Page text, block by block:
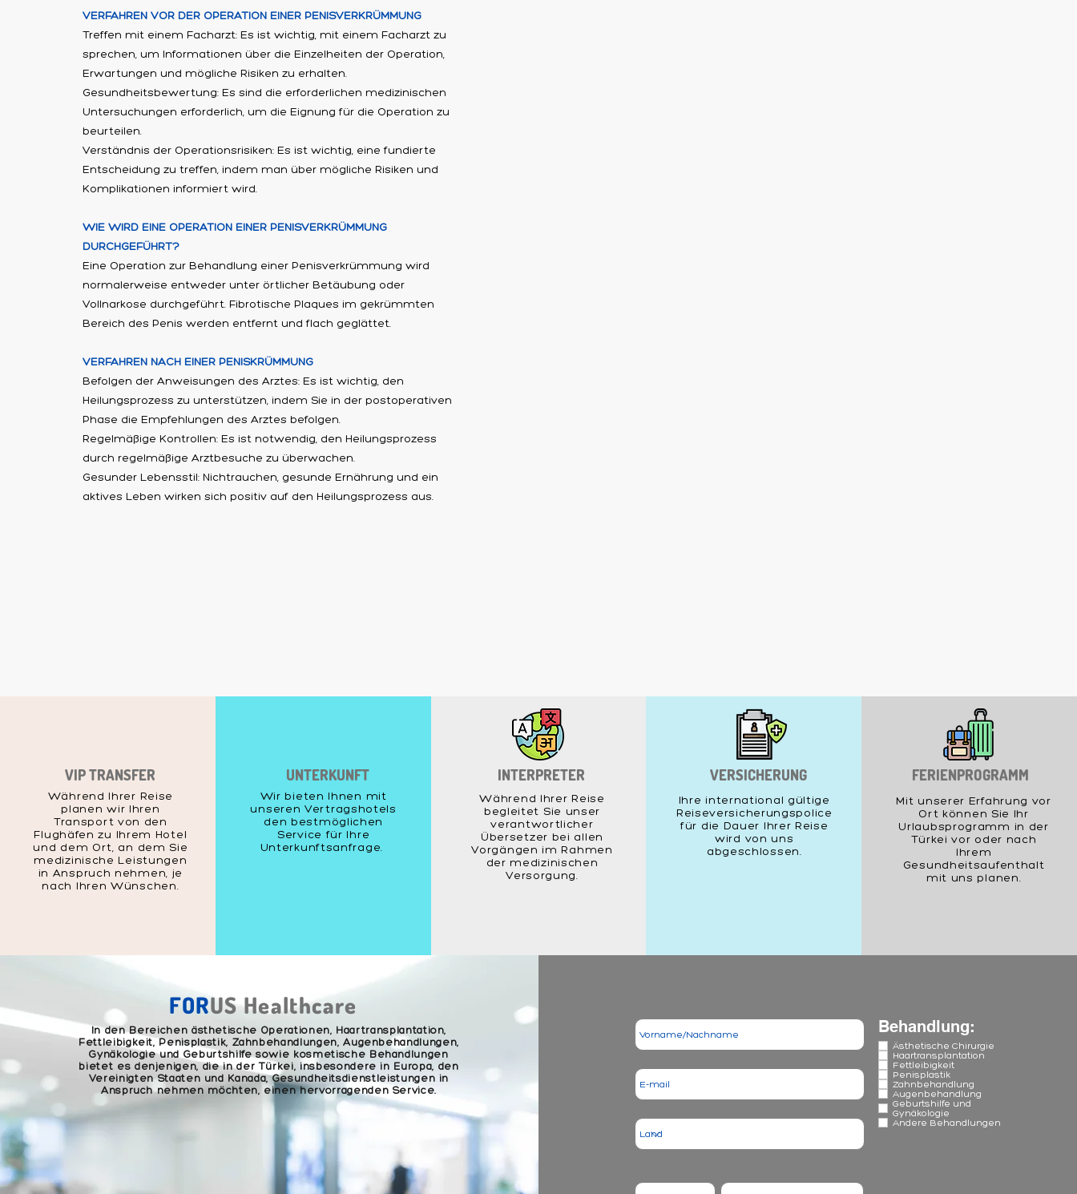
VERFAHREN VOR DER OPERATION EINER PENISVERKRÜMMUNG
Treffen mit einem Facharzt: Es ist wichtig, mit einem Facharzt zu
sprechen, um Informationen über die Einzelheiten der Operation,
Erwartungen und mögliche Risiken zu erhalten.
Gesundheitsbewertung: Es sind die erforderlichen medizinischen
Untersuchungen erforderlich, um die Eignung für die Operation zu
beurteilen.
Verständnis der Operationsrisiken: Es ist wichtig, eine fundierte
Entscheidung zu treffen, indem man über mögliche Risiken und
Komplikationen informiert wird.
WIE WIRD EINE OPERATION EINER PENISVERKRÜMMUNG
DURCHGEFÜHRT?
Eine Operation zur Behandlung einer Penisverkrümmung wird
normalerweise entweder unter örtlicher Betäubung oder
Vollnarkose durchgeführt. Fibrotische Plaques im gekrümmten
Bereich des Penis werden entfernt und flach geglättet.
VERFAHREN NACH EINER PENISKRÜMMUNG
Befolgen der Anweisungen des Arztes: Es ist wichtig, den
Heilungsprozess zu unterstützen, indem Sie in der postoperativen
Phase die Empfehlungen des Arztes befolgen.
Regelmäßige Kontrollen: Es ist notwendig, den Heilungsprozess
durch regelmäßige Arztbesuche zu überwachen.
Gesunder Lebensstil: Nichtrauchen, gesunde Ernährung und ein
aktives Leben wirken sich positiv auf den Heilungsprozess aus.
VIP TRANSFER
Während Ihrer Reise
planen wir Ihren
Transport von den
Flughäfen zu Ihrem Hotel
und dem Ort, an dem Sie
medizinische Leistungen
in Anspruch nehmen, je
nach Ihren Wünschen.
UNTERKUNFT
Wir bieten Ihnen mit
unseren Vertragshotels
den bestmöglichen
Service für Ihre
Unterkunftsanfrage.
INTERPRETER
Während Ihrer Reise
begleitet Sie unser
verantwortlicher
Übersetzer bei allen
Vorgängen im Rahmen
der medizinischen
Versorgung.
VERSICHERUNG
Ihre international gültige
Reiseversicherungspolice
für die Dauer Ihrer Reise
wird von uns
abgeschlossen.
FERIENPROGRAMM
Mit unserer Erfahrung vor
Ort können Sie Ihr
Urlaubsprogramm in der
Türkei vor oder nach
Ihrem
Gesundheitsaufenthalt
mit uns planen.
FORUS Healthcare
In den Bereichen ästhetische Operationen, Haartransplantation,
Fettleibigkeit, Penisplastik, Zahnbehandlungen, Augenbehandlungen,
Gynäkologie und Geburtshilfe sowie kosmetische Behandlungen
bietet es denjenigen, die in der Türkei, insbesondere in Europa, den
Vereinigten Staaten und Kanada, Gesundheitsdienstleistungen in
Anspruch nehmen möchten, einen hervorragenden Service.
Behandlung:
Ästhetische Chirurgie
Haartransplantation
Fettleibigkeit
Penisplastik
Zahnbehandlung
Augenbehandlung
Geburtshilfe und
Gynäkologie
Andere Behandlungen